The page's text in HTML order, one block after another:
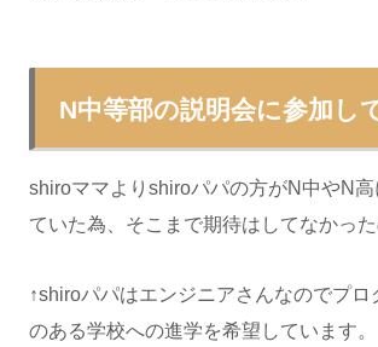
N中等部の説明会に参加し
shiroママよりshiroパパの方がN中やN
ていた為、そこまで期待はしてなかった
↑shiroパパはエンジニアさんなのでプロ
のある学校への進学を希望しています。